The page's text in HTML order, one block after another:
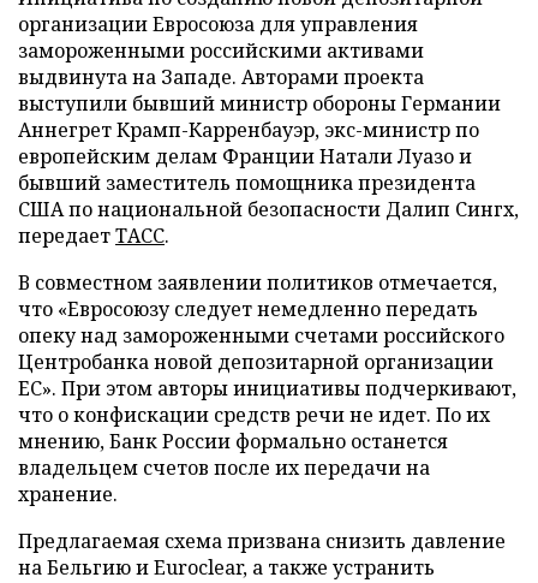
организации Евросоюза для управления
замороженными российскими активами
выдвинута на Западе. Авторами проекта
выступили бывший министр обороны Германии
Аннегрет Крамп-Карренбауэр, экс-министр по
европейским делам Франции Натали Луазо и
бывший заместитель помощника президента
США по национальной безопасности Далип Сингх,
передаетТАСС.
В совместном заявлении политиков отмечается,
что «Евросоюзу следует немедленно передать
опеку над замороженными счетами российского
Центробанка новой депозитарной организации
ЕС». При этом авторы инициативы подчеркивают,
что о конфискации средств речи не идет. По их
мнению, Банк России формально останется
владельцем счетов после их передачи на
хранение.
Предлагаемая схема призвана снизить давление
на Бельгию и Euroclear, а также устранить